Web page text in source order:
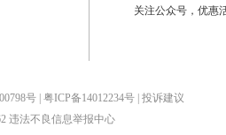
关注公众号，优惠
号 | 粤ICP备14012234号| 投诉建议
违法不良信息举报中心